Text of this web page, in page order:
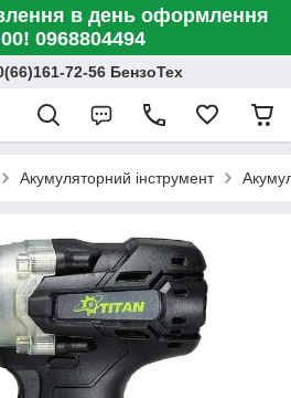
в день оформлення
0968804494
72-56 БензоТех
Акумуляторний інструмент